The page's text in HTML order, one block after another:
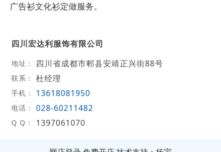
广告衫文化衫定做服务。
四川宏达利服饰有限公司
地址： 四川省成都市郫县安靖正兴街88号
联系： 杜经理
手机： 13618081950
电话： 028-60211482
Q Q： 1397061070